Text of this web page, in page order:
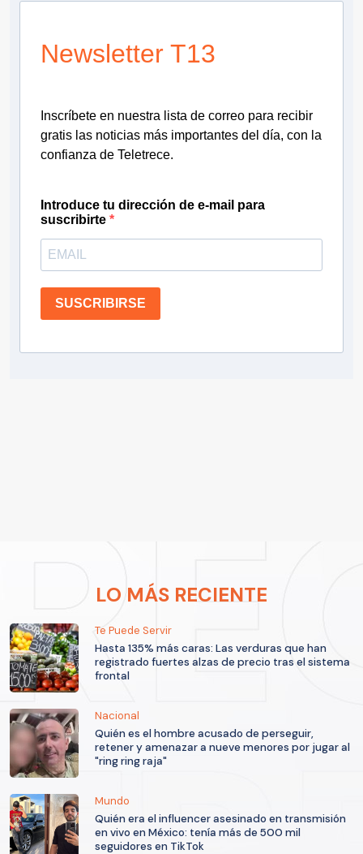
Newsletter T13
Inscríbete en nuestra lista de correo para recibir
gratis las noticias más importantes del día, con la
confianza de Teletrece.
Introduce tu dirección de e-mail para
suscribirte
SUSCRIBIRSE
LO MÁS RECIENTE
Te Puede Servir
Hasta 135% más caras: Las verduras que han
registrado fuertes alzas de precio tras el sistema
frontal
Nacional
Quién es el hombre acusado de perseguir,
retener y amenazar a nueve menores por jugar al
"ring ring raja"
Mundo
Quién era el influencer asesinado en transmisión
en vivo en México: tenía más de 500 mil
seguidores en TikTok